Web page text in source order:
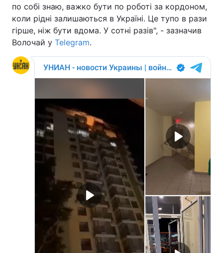
по собі знаю, важко бути по роботі за кордоном,
коли рідні залишаються в Україні. Це тупо в рази
гірше, ніж бути вдома. У сотні разів", - зазначив
Волочай у Telegram.